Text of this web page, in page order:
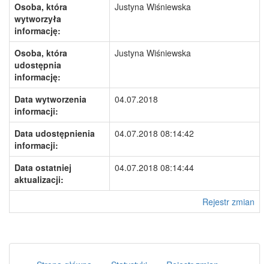
Osoba, która
wytworzyła
informację:
Justyna Wiśniewska
Osoba, która
udostępnia
informację:
Justyna Wiśniewska
Data wytworzenia
informacji:
04.07.2018
Data udostępnienia
informacji:
04.07.2018 08:14:42
Data ostatniej
aktualizacji:
04.07.2018 08:14:44
Rejestr zmian